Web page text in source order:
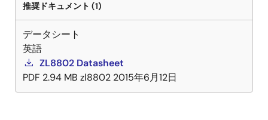
推奨ドキュメント (1)
データシート
英語
ZL8802 Datasheet
PDF 2.94 MB zl8802 2015年6月12日